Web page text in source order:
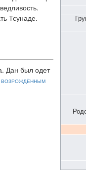
Тсунаде.
Дан был одет
возрождённым